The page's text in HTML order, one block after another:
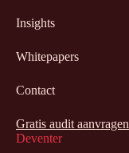
Deventer
Insights
Whitepapers
Contact
Gratis audit aanvragen